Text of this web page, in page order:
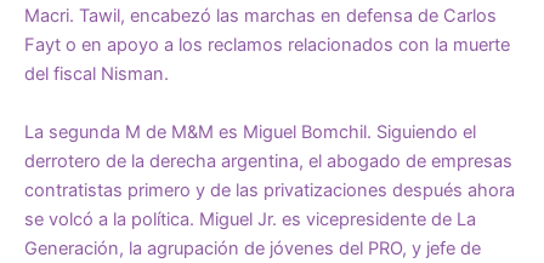
Macri. Tawil, encabezó las marchas en defensa de Carlos
Fayt o en apoyo a los reclamos relacionados con la muerte
del fiscal Nisman.
La segunda M de M&M es Miguel Bomchil. Siguiendo el
derrotero de la derecha argentina, el abogado de empresas
contratistas primero y de las privatizaciones después ahora
se volcó a la política. Miguel Jr. es vicepresidente de La
Generación, la agrupación de jóvenes del PRO, y jefe de